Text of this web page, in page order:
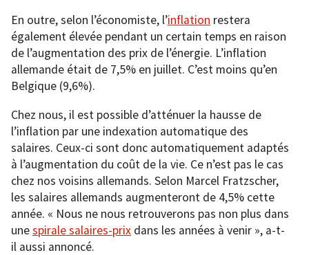
En outre, selon l’économiste, l’inflation restera
également élevée pendant un certain temps en raison
de l’augmentation des prix de l’énergie. L’inflation
allemande était de 7,5% en juillet. C’est moins qu’en
Belgique (9,6%).
Chez nous, il est possible d’atténuer la hausse de
l’inflation par une indexation automatique des
salaires. Ceux-ci sont donc automatiquement adaptés
à l’augmentation du coût de la vie. Ce n’est pas le cas
chez nos voisins allemands. Selon Marcel Fratzscher,
les salaires allemands augmenteront de 4,5% cette
année. « Nous ne nous retrouverons pas non plus dans
unespirale salaires-prix dans les années à venir », a-t-
il aussi annoncé.